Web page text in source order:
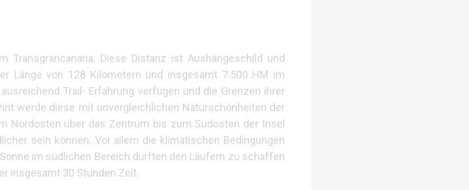
Diese Distanz ist Aushängeschild und
Länge von 128 Kilometern und insgesamt 7.500 HM im
Trail- Erfahrung verfügen und die Grenzen ihrer
werde diese mit unvergleichlichen Naturschönheiten der
Nordosten über das Zentrum bis zum Südosten der Insel
sein können. Vor allem die klimatischen Bedingungen
im südlichen Bereich dürften den Läufern zu schaffen
insgesamt 30 Stunden Zeit.